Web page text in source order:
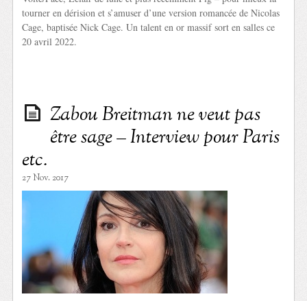
tourner en dérision et s’amuser d’une version romancée de Nicolas
Cage, baptisée Nick Cage. Un talent en or massif sort en salles ce
20 avril 2022.
Zabou Breitman ne veut pas
être sage – Interview pour Paris
etc.
27 Nov. 2017